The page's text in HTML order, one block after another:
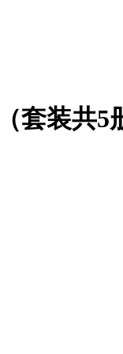
套装共